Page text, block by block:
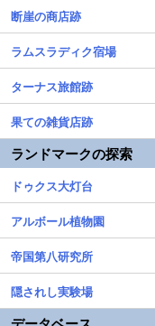
断崖の商店跡
ラムスラディク宿場
ターナス旅館跡
果ての雑貨店跡
ランドマークの探索
ドゥクス大灯台
アルボール植物園
帝国第八研究所
隠されし実験場